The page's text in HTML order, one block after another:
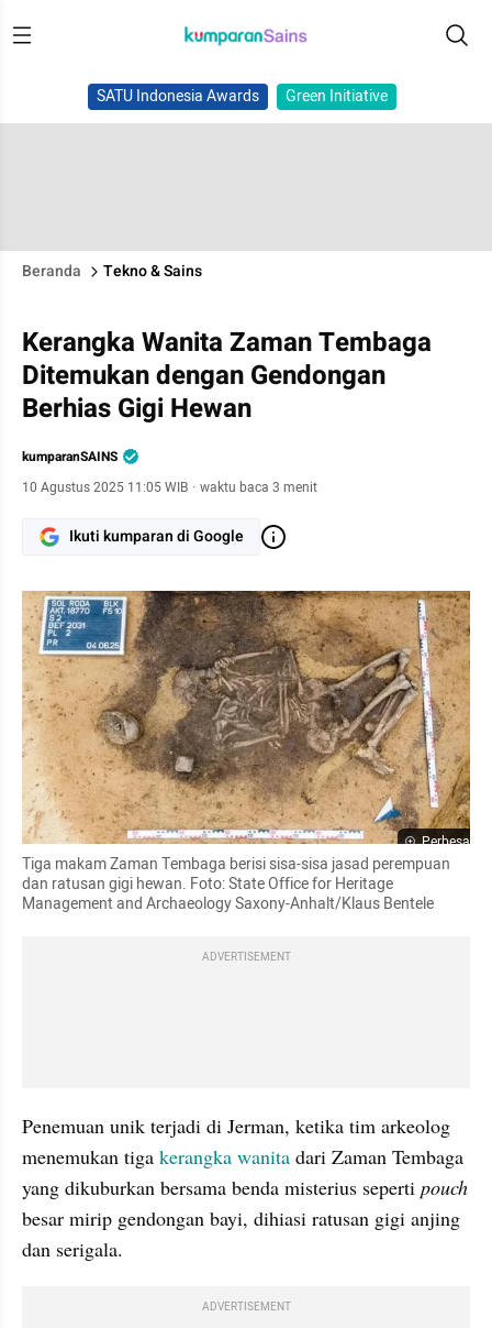
SATU Indonesia Awards Green Initiative
Beranda Tekno & Sains
Kerangka Wanita Zaman Tembaga
Ditemukan dengan Gendongan
Berhias Gigi Hewan
kumparanSAINS
10 Agustus 2025 11:05 WIB · waktu baca 3 menit
Ikuti kumparan di Google
Perbesar
Tiga makam Zaman Tembaga berisi sisa-sisa jasad perempuan
dan ratusan gigi hewan. Foto: State Office for Heritage
Management and Archaeology Saxony-Anhalt/Klaus Bentele
ADVERTISEMENT
Penemuan unik terjadi di Jerman, ketika tim arkeolog
menemukan tiga kerangka wanita dari Zaman Tembaga
yang dikuburkan bersama benda misterius seperti pouch
besar mirip gendongan bayi, dihiasi ratusan gigi anjing
dan serigala.
ADVERTISEMENT